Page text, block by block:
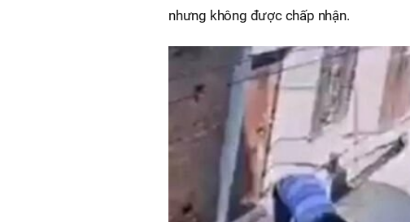
nhưng không được chấp nhận.